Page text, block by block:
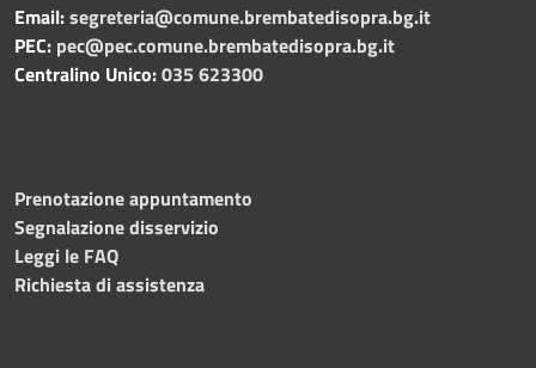
Email:segreteria@comune.brembatedisopra.bg.it
PEC: pec@pec.comune.brembatedisopra.bg.it
Centralino Unico:035 623300
Prenotazione appuntamento
Segnalazione disservizio
Leggi le FAQ
Richiesta di assistenza